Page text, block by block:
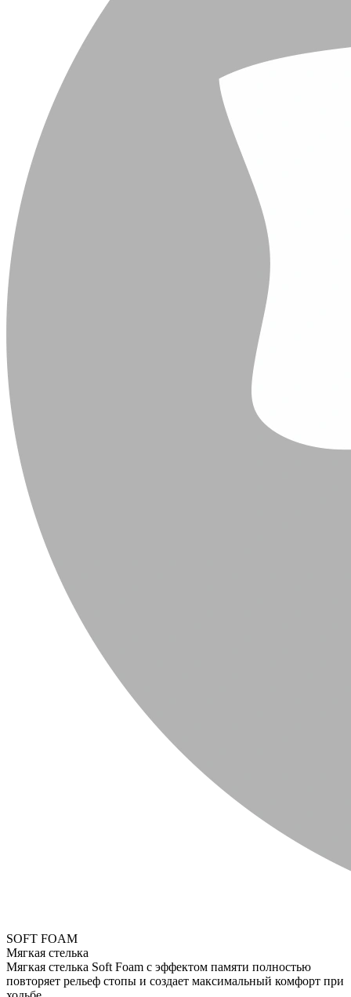
SOFT FOAM
Мягкая стелька
Мягкая стелька Soft Foam с эффектом памяти полностью
повторяет рельеф стопы и создает максимальный комфорт при